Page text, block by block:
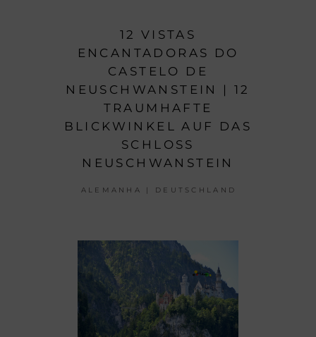
12 VISTAS
ENCANTADORAS DO
CASTELO DE
NEUSCHWANSTEIN | 12
TRAUMHAFTE
BLICKWINKEL AUF DAS
SCHLOSS
NEUSCHWANSTEIN
ALEMANHA | DEUTSCHLAND